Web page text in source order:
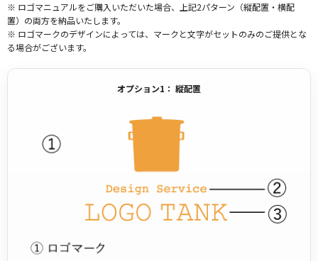
※ ロゴマニュアルをご購入いただいた場合、上記2パターン（縦配置・横配
置）の両方を納品いたします。
※ ロゴマークのデザインによっては、マークと文字がセットのみのご提供とな
る場合がございます。
オプション1： 縦配置